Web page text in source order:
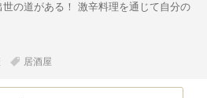
の道がある！ 激辛料理を通じて自分の
居酒屋